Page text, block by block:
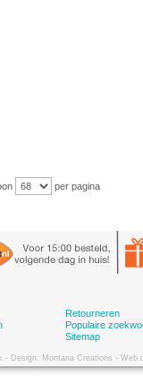
per pagina
Retourneren
Populaire
Sitemap
- Design: Montana Creations - Web